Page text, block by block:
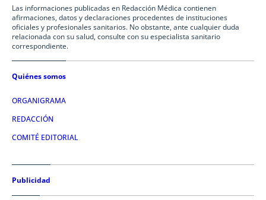
Las informaciones publicadas en Redacción Médica contienen
afirmaciones, datos y declaraciones procedentes de instituciones
oficiales y profesionales sanitarios. No obstante, ante cualquier duda
relacionada con su salud, consulte con su especialista sanitario
correspondiente.
Quiénes somos
ORGANIGRAMA
REDACCIÓN
COMITÉ EDITORIAL
Publicidad